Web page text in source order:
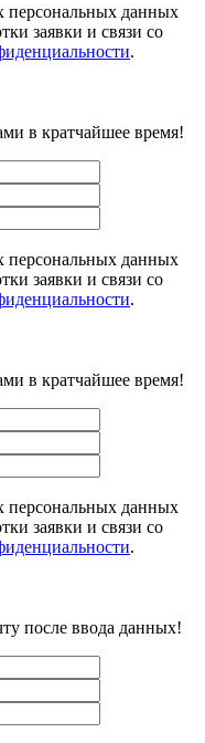
персональных данных
заявки и связи со
.
в кратчайшее время!
персональных данных
заявки и связи со
.
в кратчайшее время!
персональных данных
заявки и связи со
.
после ввода данных!